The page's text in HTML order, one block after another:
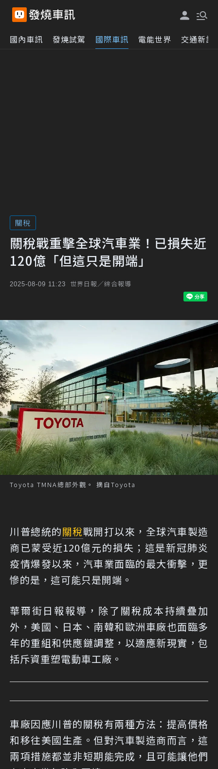
國內車訊 發燒試駕 國際車訊 電能世界 交通新訊
關稅
關稅戰重擊全球汽車業！已損失近
120億「但這只是開端」
2025-08-09 11:23 世界日報／綜合報導
Toyota TMNA總部外觀。 摘自Toyota
川普總統的關稅戰開打以來，全球汽車製造
商已蒙受近120億元的損失；這是新冠肺炎
疫情爆發以來，汽車業面臨的最大衝擊，更
慘的是，這可能只是開端。
華爾街日報報導，除了關稅成本持續疊加
外，美國、日本、南韓和歐洲車廠也面臨多
年的重組和供應鏈調整，以適應新現實，包
括斥資重塑電動車工廠。
車廠因應川普的關稅有兩種方法：提高價格
和移往美國生產。但對汽車製造商而言，這
兩項措施都並非短期能完成，且可能讓他們